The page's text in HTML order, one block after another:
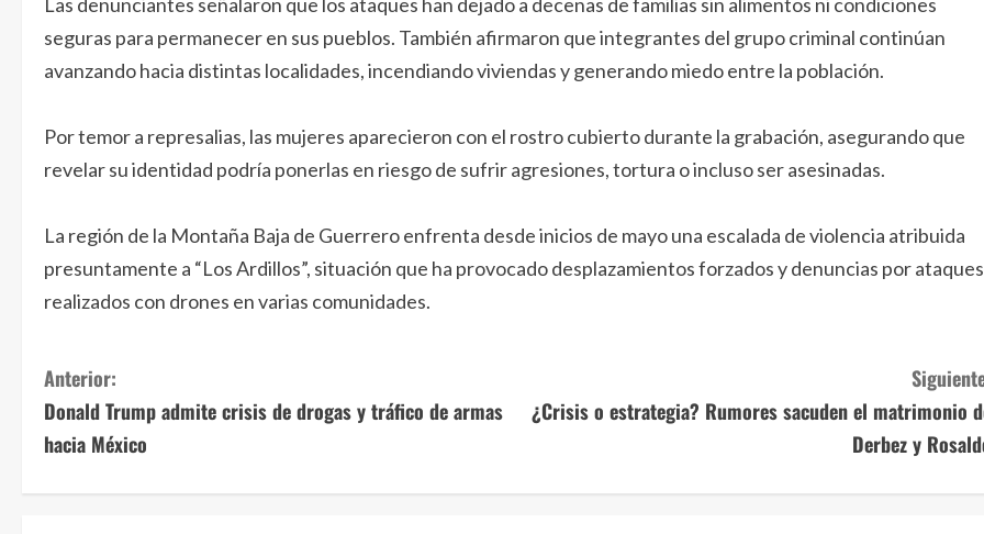
seguras para permanecer en sus pueblos. También afirmaron que integrantes del grupo criminal continúan
avanzando hacia distintas localidades, incendiando viviendas y generando miedo entre la población.
Por temor a represalias, las mujeres aparecieron con el rostro cubierto durante la grabación, asegurando que
revelar su identidad podría ponerlas en riesgo de sufrir agresiones, tortura o incluso ser asesinadas.
La región de la Montaña Baja de Guerrero enfrenta desde inicios de mayo una escalada de violencia atribuida
presuntamente a “Los Ardillos”, situación que ha provocado desplazamientos forzados y denuncias por ataques
realizados con drones en varias comunidades.
S
i
Anterior:
Donald Trump admite crisis de drogas y tráfico de armas
hacia México
¿Crisis o estrategia? Rumores sacuden el matrimonio
Derbez y